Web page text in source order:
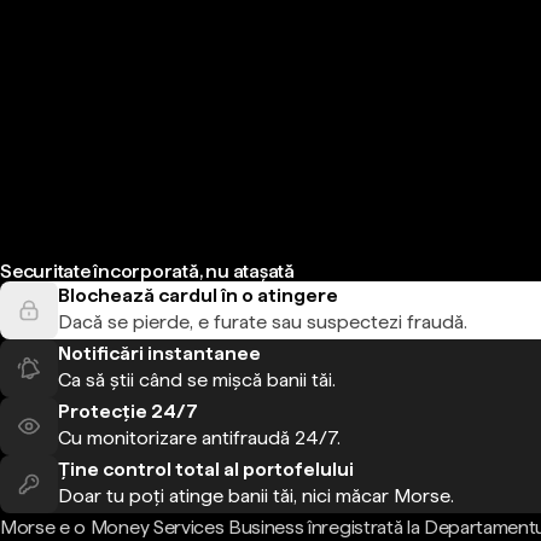
Securitate încorporată, nu atașată
Blochează cardul în o atingere
Dacă se pierde, e furate sau suspectezi fraudă.
Notificări instantanee
Ca să știi când se mișcă banii tăi.
Protecție 24/7
Cu monitorizare antifraudă 24/7.
Ține control total al portofelului
Doar tu poți atinge banii tăi, nici măcar Morse.
Morse e o Money Services Business înregistrată la